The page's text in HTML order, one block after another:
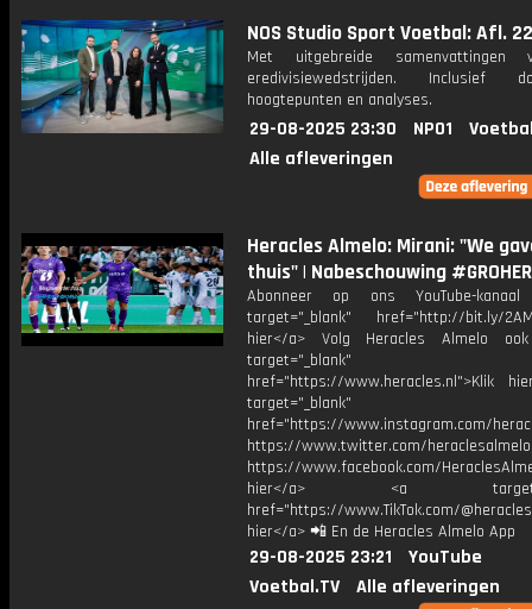
NOS Studio Sport Voetbal: Afl. 22
Met uitgebreide samenvattingen
eredivisiewedstrijden. Inclusief
hoogtepunten en analyses.
29-08-2025 23:30 NPO1
Alle afleveringen
Heracles Almelo: Mirani: "We
thuis" | Nabeschouwing #GROHER
Abonneer op ons YouTube-
target="_blank" href="http://bit.ly/
hier</a> Volg Heracles Almelo
target="_blank"
href="https://www.heracles.nl">Klik
target="_blank"
href="https://www.instagram.com/
https://www.twitter.com/heraclesalmelo
https://www.facebook.com/
hier</a> <a
href="https://www.TikTok.com/
hier</a> 📲 En de Heracles Almelo App
29-08-2025 23:21
YouTube
Voetbal.TV
Alle afleveringen